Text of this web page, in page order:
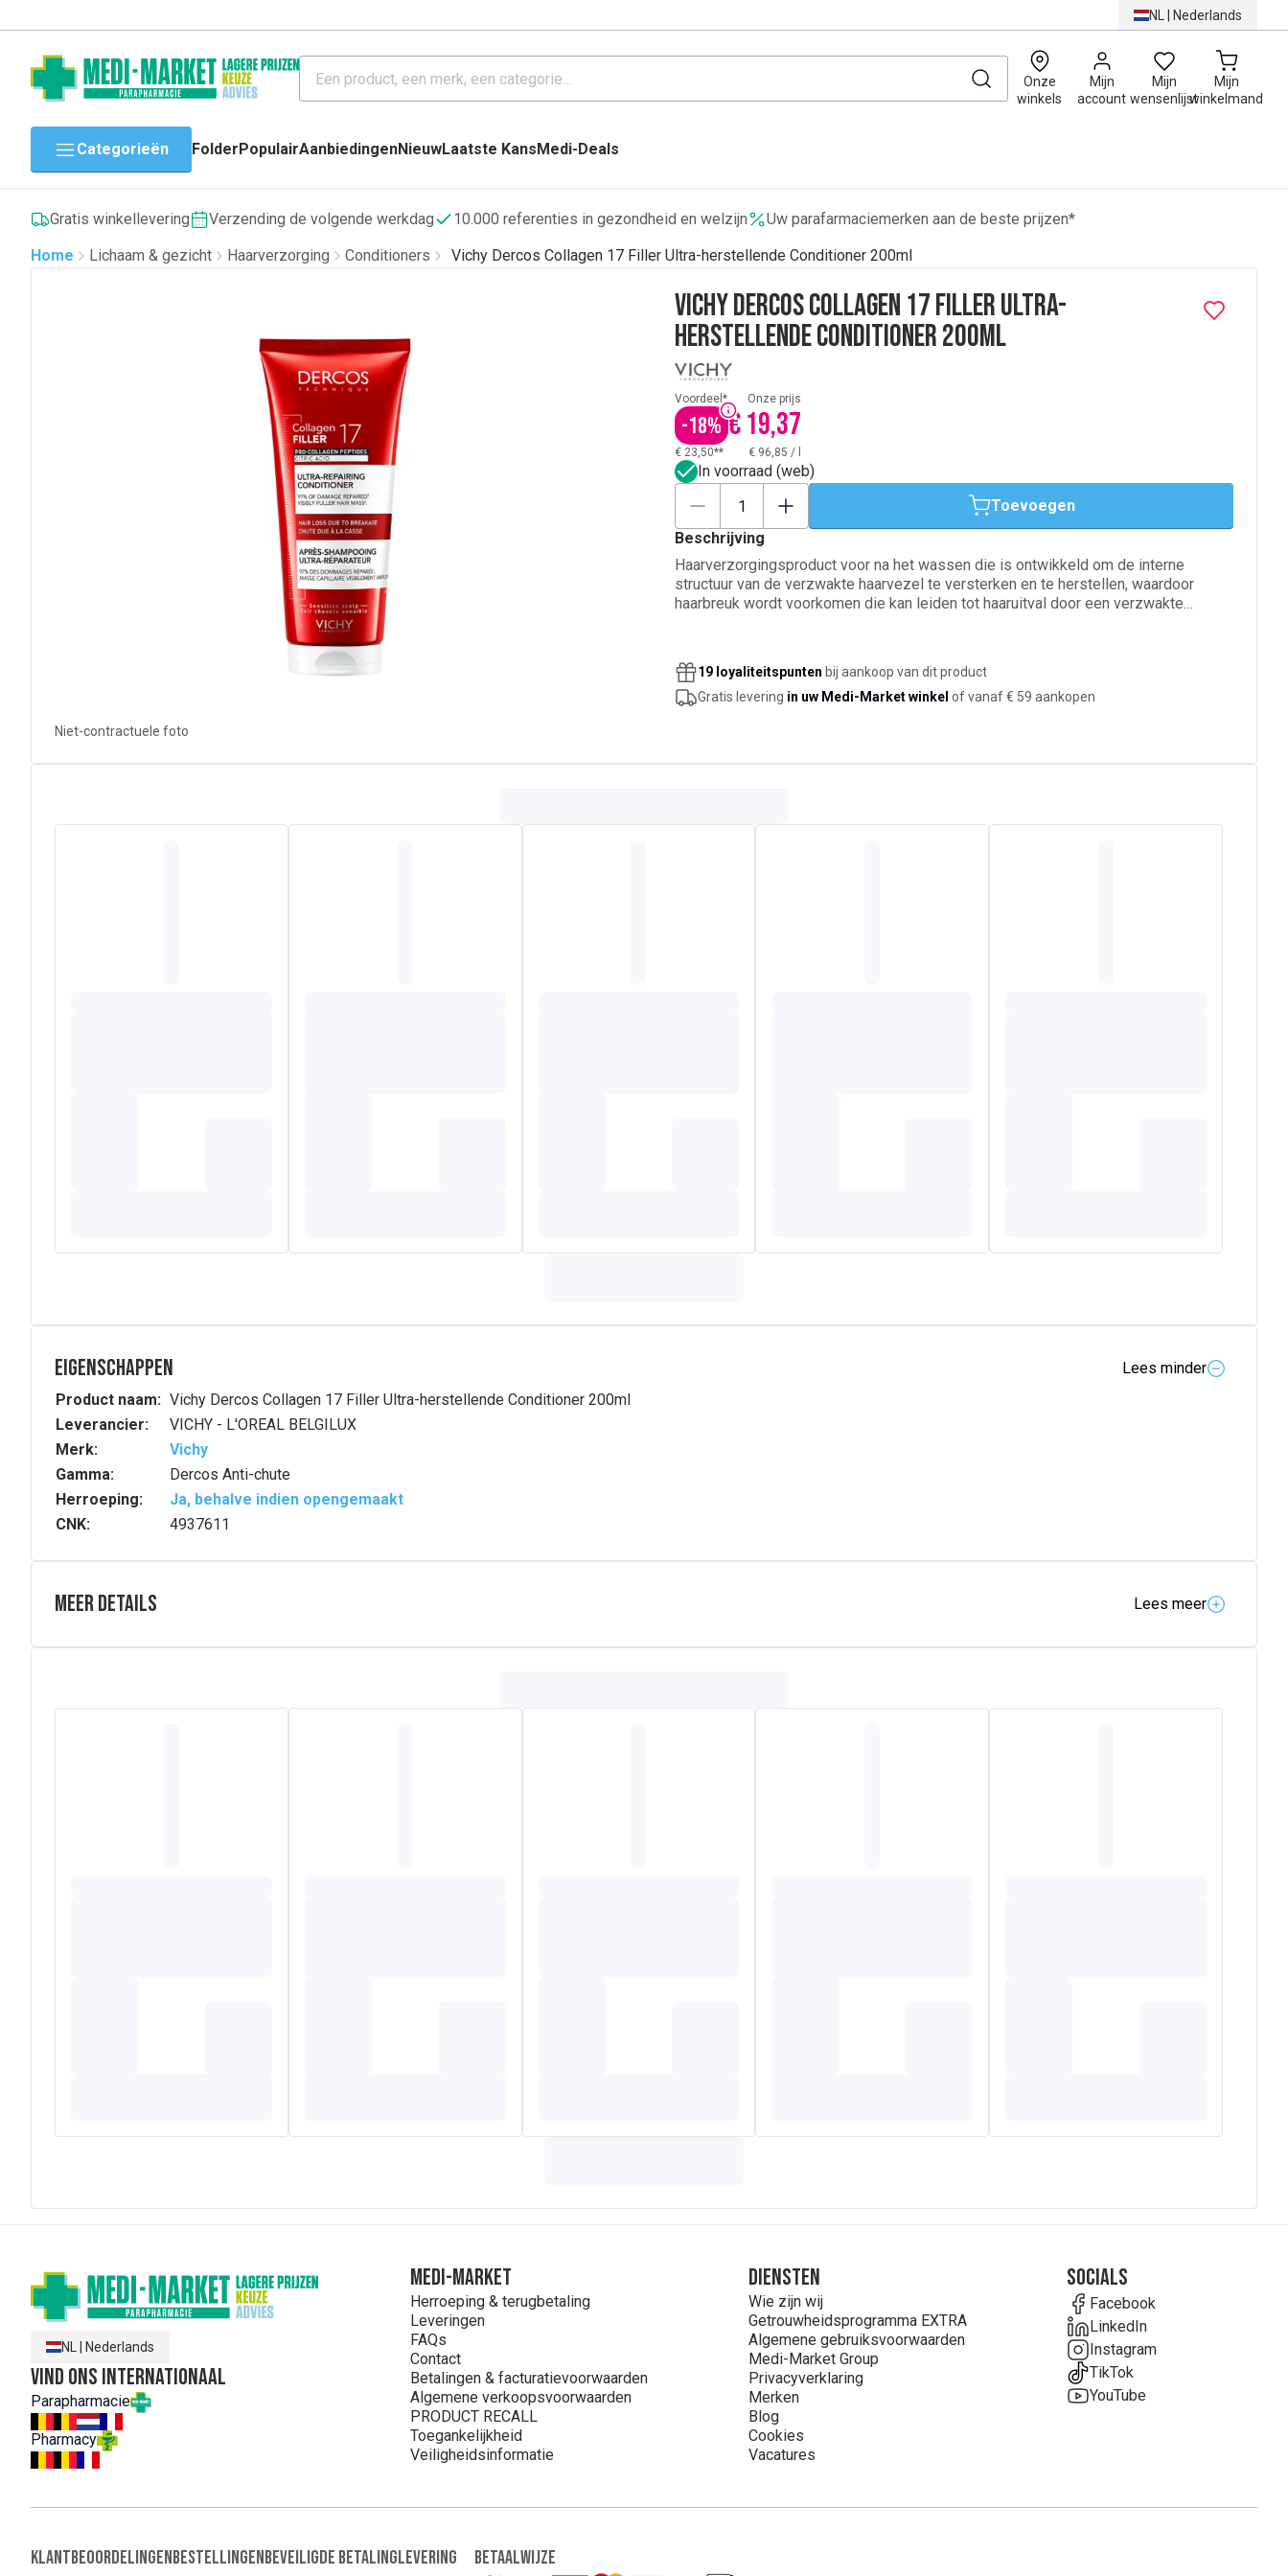
NL | Nederlands
Onze
winkels
Mijn
account
Mijn
wensenlijst
Mijn
winkelmand
0
Categorieën FolderPopulairAanbiedingenNieuwLaatste KansMedi-Deals
Gratis winkellevering Verzending de volgende werkdag 10.000 referenties in gezondheid en welzijn
Uw parafarmaciemerken aan de beste prijzen*
Home
Lichaam & gezicht Haarverzorging Conditioners Vichy Dercos Collagen 17 Filler Ultra-herstellende Conditioner 200ml
Niet-contractuele foto
Vichy Dercos Collagen 17 Filler Ultra-
herstellende Conditioner 200ml
Voordeel*
-18%
Onze prijs
€ 19,37
€ 23,50** € 96,85 /
In voorraad (web)
Toevoegen
Beschrijving
Haarverzorgingsproduct voor na het wassen die is ontwikkeld om de interne
structuur van de verzwakte haarvezel te versterken en te herstellen, waardoor
haarbreuk wordt voorkomen die kan leiden tot haaruitval door een verzwakte
van binnenuit te versterken. Het helpt de weerstand te herstellen en verbetert de
textuur en de waargenomen dichtheid van het haar, zelfs wanneer dit broos en
breekbaar is. De lichte crèmetextuur laat zich na het wassen gemakkelijk
19 loyaliteitspunten bij aankoop van dit product
Gratis levering in uw Medi-Market winkel of vanaf € 59 aankopen
Eigenschappen
Lees minder
Product naam: Vichy Dercos Collagen 17 Filler Ultra-herstellende Conditioner 200ml
Leverancier:
VICHY - L'OREAL BELGILUX
Merk:
Vichy
Gamma:
Dercos Anti-chute
Herroeping:
Ja, behalve indien opengemaakt
CNK:
4937611
Meer details
Lees meer
AQUA / WATER / EAU • GLYCERIN • CETEARYL ALCOHOL • DISTARCH PHOSPHATE • QUATERNIUM-87 • DIMETHICONE • PARFUM / FRAGRANCE • PEG-1 STEARATE • PEG-
XANTHAN GUM • PHENOXYETHANOL • CHLORHEXIDINE DIGLUCONATE • LIMONENE (F.I.L. N758959/1).
NL Nederlands
Vind ons internationaal
Parapharmacie
Pharmacy
MEDI-MARKET
Herroeping & terugbetaling
Leveringen
FAQs
Contact
Betalingen & facturatievoorwaarden
Algemene verkoopsvoorwaarden
PRODUCT RECALL
Toegankelijkheid
Veiligheidsinformatie
Diensten
Wie zijn wij
Getrouwheidsprogramma EXTRA
Algemene gebruiksvoorwaarden
Medi-Market Group
Privacyverklaring
Merken
Blog
Cookies
Vacatures
Socials
Facebook
LinkedIn
Instagram
TikTok
YouTube
KlantbeoordelingenBestellingenBeveiligde BetalingLevering Betaalwijze